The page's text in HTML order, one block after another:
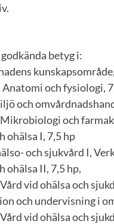
betyg i:
och fysiologi,
och
och
ohälsa I, 7,5 hp
och sjukvård I,
ohälsa II, 7,5 hp,
vid ohälsa och
och undervisning i
vid ohälsa och